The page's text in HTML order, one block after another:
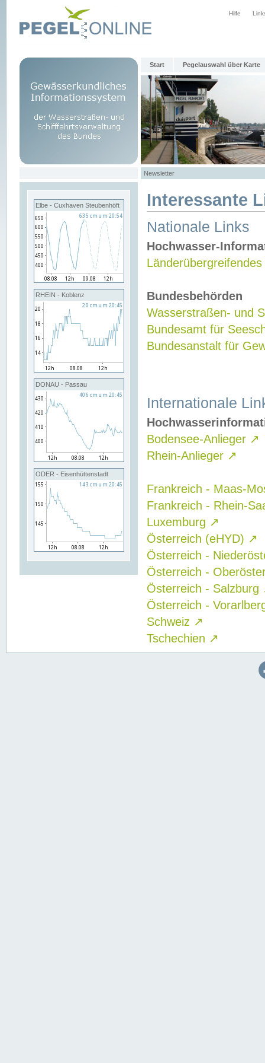
Hilfe
Start Pegelauswahl über Karte
Newsletter
Elbe - Cuxhaven Steubenhöft
RHEIN - Koblenz
DONAU - Passau
ODER - Eisenhüttenstadt
Interessante
Nationale Links
Hochwasser-
Bundesbehörden
Wasserstraßen- und
Bundesamt für
Bundesanstalt für
Internationale
Bodensee-Anlieger ↗
Rhein-Anlieger ↗
Frankreich - Maas-
Frankreich - Rhein-
Luxemburg ↗
Österreich (eHYD) ↗
Österreich -
Österreich -
Österreich - Salzburg
Österreich -
Schweiz ↗
Tschechien ↗